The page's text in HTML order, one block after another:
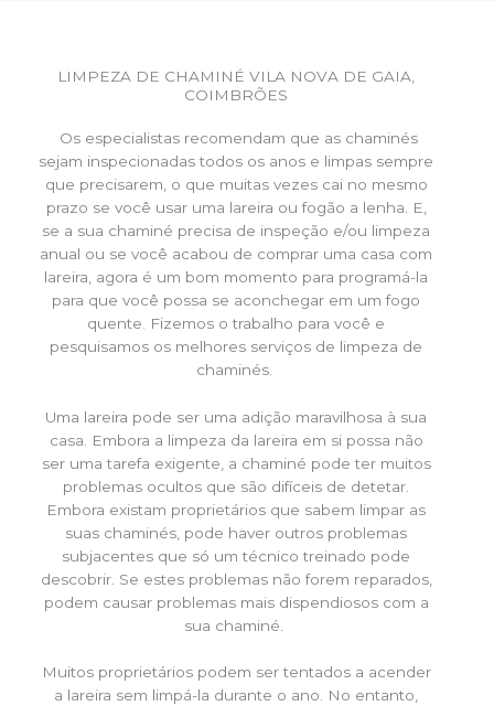
LIMPEZA DE CHAMINÉ VILA NOVA DE GAIA,
COIMBRÕES
Os especialistas recomendam que as chaminés
sejam inspecionadas todos os anos e limpas sempre
que precisarem, o que muitas vezes cai no mesmo
prazo se você usar uma lareira ou fogão a lenha. E,
se a sua chaminé precisa de inspeção e/ou limpeza
anual ou se você acabou de comprar uma casa com
lareira, agora é um bom momento para programá-la
para que você possa se aconchegar em um fogo
quente. Fizemos o trabalho para você e
pesquisamos os melhores serviços de limpeza de
chaminés.
Uma lareira pode ser uma adição maravilhosa à sua
casa. Embora a limpeza da lareira em si possa não
ser uma tarefa exigente, a chaminé pode ter muitos
problemas ocultos que são difíceis de detetar.
Embora existam proprietários que sabem limpar as
suas chaminés, pode haver outros problemas
subjacentes que só um técnico treinado pode
descobrir. Se estes problemas não forem reparados,
podem causar problemas mais dispendiosos com a
sua chaminé.
Muitos proprietários podem ser tentados a acender
a lareira sem limpá-la durante o ano. No entanto,